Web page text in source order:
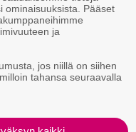
”Se oli
McKagan
AC/DC-
Tällainen
ominaisuuksista. Pääset
ja
jos niillä on siihen
tahansa seuraavalla